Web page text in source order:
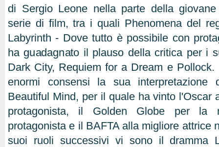
di Sergio Leone nella parte della
serie di film, tra i quali Phenomena del
Labyrinth - Dove tutto è possibile con
ha guadagnato il plauso della critica per i
Dark City, Requiem for a Dream e
enormi consensi la sua
Beautiful Mind, per il quale ha vinto l'Oscar
protagonista, il Golden Globe per la
protagonista e il BAFTA alla migliore attrice
suoi ruoli successivi vi sono il dramma